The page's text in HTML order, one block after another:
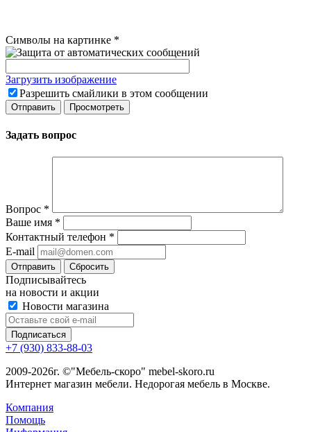
Символы на картинке *
Загрузить изображение
Разрешить смайлики в этом сообщении
Задать вопрос
Вопрос *
Ваше имя *
Контактный телефон *
E-mail
Сбросить
Подписывайтесь
на новости и акции
Новости магазина
+7 (930) 833-88-03
2009-2026г. ©"Мебель-скоро" mebel-skoro.ru
Интернет магазин мебели. Недорогая мебель в Москве.
Компания
Помощь